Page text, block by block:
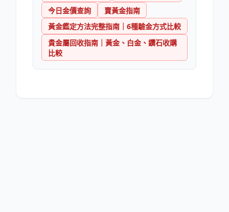
今日金價查詢
賣黃金指南
黃金鑑定方法完整指南｜6種驗金方式比較
貴金屬回收指南｜黃金、白金、鑽石收購
比較